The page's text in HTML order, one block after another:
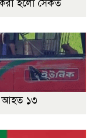
হলো সৈকত
আহত ১৩